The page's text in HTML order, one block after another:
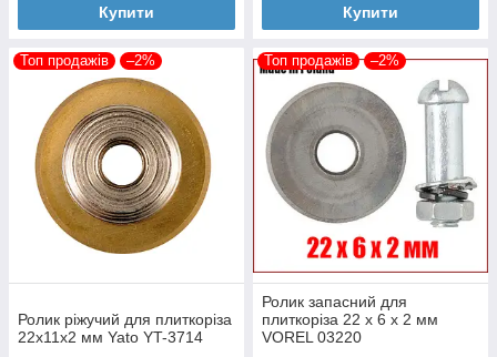
Купити Купити
Топ продажів –2%
Ролик ріжучий для плиткоріза
22х11х2 мм Yato YT-3714
Топ продажів –2%
Ролик запасний для
плиткоріза 22 х 6 х 2 мм
VOREL 03220